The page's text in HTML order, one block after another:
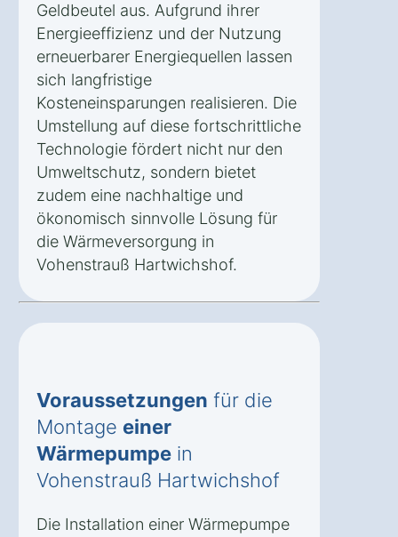
Geldbeutel aus. Aufgrund ihrer
Energieeffizienz und der Nutzung
erneuerbarer Energiequellen lassen
sich langfristige
Kosteneinsparungen realisieren. Die
Umstellung auf diese fortschrittliche
Technologie fördert nicht nur den
Umweltschutz, sondern bietet
zudem eine nachhaltige und
ökonomisch sinnvolle Lösung für
die Wärmeversorgung in
Vohenstrauß Hartwichshof.
Voraussetzungen für die
Montage einer
Wärmepumpe in
Vohenstrauß Hartwichshof
Die Installation einer Wärmepumpe